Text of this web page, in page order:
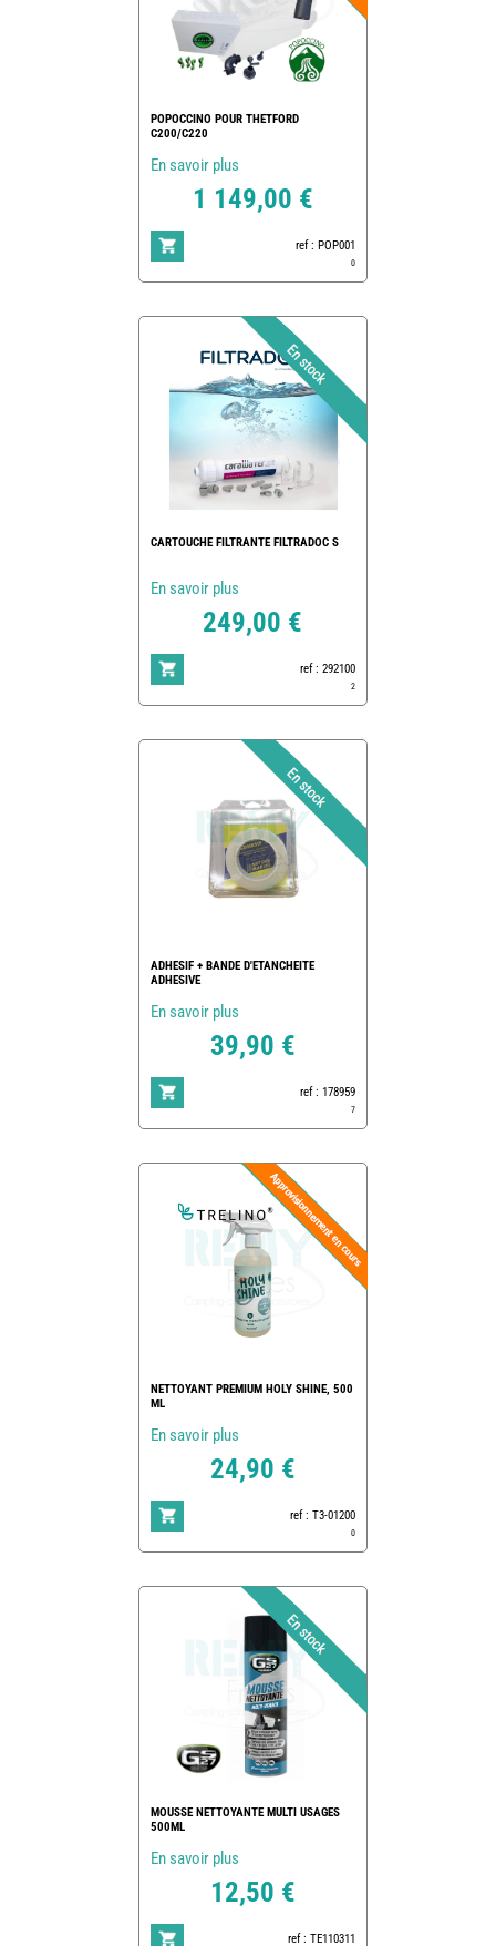
POPOCCINO POUR THETFORD
C200/C220
En savoir plus
1 149,00 €
ref : POP001
0
CARTOUCHE FILTRANTE FILTRADOC S
En savoir plus
249,00 €
ref : 292100
2
ADHESIF + BANDE D'ETANCHEITE
ADHESIVE
En savoir plus
39,90 €
ref : 178959
7
NETTOYANT PREMIUM HOLY SHINE, 500
ML
En savoir plus
24,90 €
ref : T3-01200
0
MOUSSE NETTOYANTE MULTI USAGES
500ML
En savoir plus
12,50 €
ref : TE110311